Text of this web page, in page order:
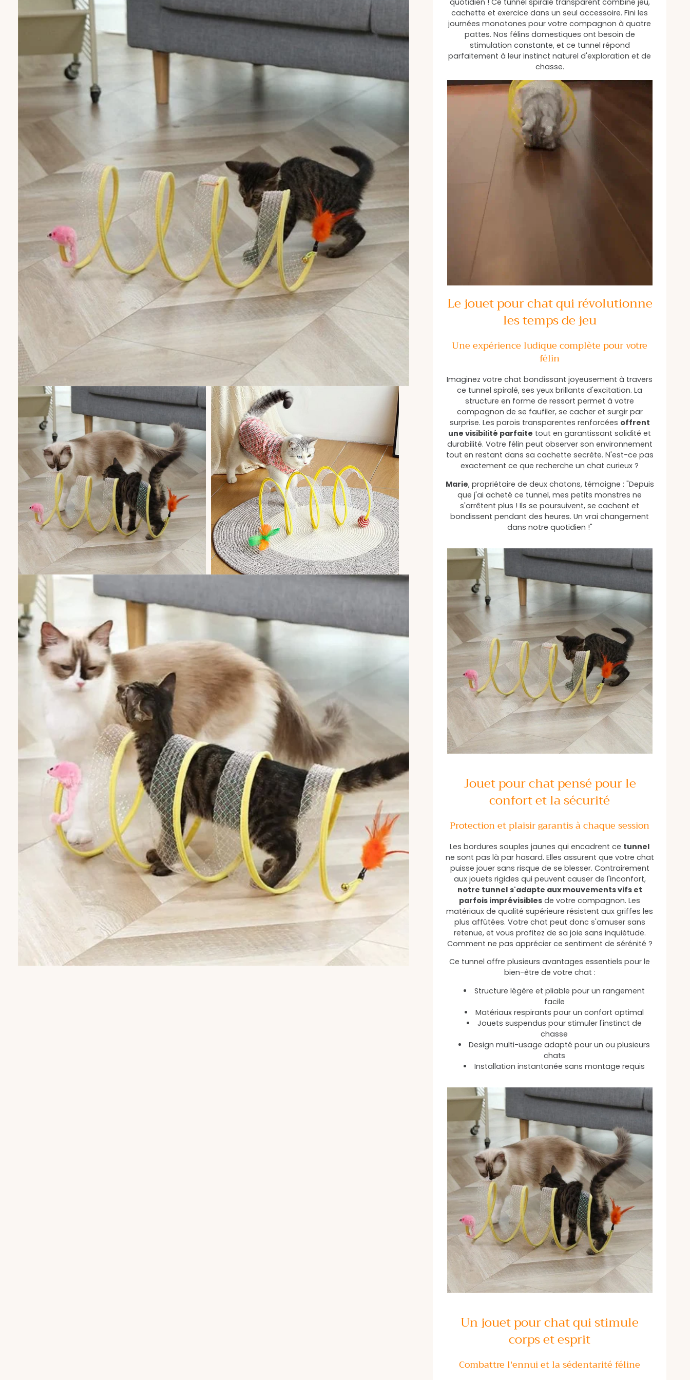
quotidien ! Ce tunnel spiralé transparent combine jeu,
cachette et exercice dans un seul accessoire. Fini les
journées monotones pour votre compagnon à quatre
pattes. Nos félins domestiques ont besoin de
stimulation constante, et ce tunnel répond
parfaitement à leur instinct naturel d'exploration et de
chasse.
Le jouet pour chat qui révolutionne
les temps de jeu
Une expérience ludique complète pour votre
félin
Imaginez votre chat bondissant joyeusement à travers
ce tunnel spiralé, ses yeux brillants d'excitation. La
structure en forme de ressort permet à votre
compagnon de se faufiler, se cacher et surgir par
surprise. Les parois transparentes renforcées offrent
une visibilité parfaite tout en garantissant solidité et
durabilité. Votre félin peut observer son environnement
tout en restant dans sa cachette secrète. N'est-ce pas
exactement ce que recherche un chat curieux ?
Marie, propriétaire de deux chatons, témoigne : "Depuis
que j'ai acheté ce tunnel, mes petits monstres ne
s'arrêtent plus ! Ils se poursuivent, se cachent et
bondissent pendant des heures. Un vrai changement
dans notre quotidien !"
Jouet pour chat pensé pour le
confort et la sécurité
Protection et plaisir garantis à chaque session
Les bordures souples jaunes qui encadrent ce tunnel
ne sont pas là par hasard. Elles assurent que votre chat
puisse jouer sans risque de se blesser. Contrairement
aux jouets rigides qui peuvent causer de l'inconfort,
notre tunnel s'adapte aux mouvements vifs et
parfois imprévisibles de votre compagnon. Les
matériaux de qualité supérieure résistent aux griffes les
plus affûtées. Votre chat peut donc s'amuser sans
retenue, et vous profitez de sa joie sans inquiétude.
Comment ne pas apprécier ce sentiment de sérénité ?
Ce tunnel offre plusieurs avantages essentiels pour le
bien-être de votre chat :
Structure légère et pliable pour un rangement
facile
Matériaux respirants pour un confort optimal
Jouets suspendus pour stimuler l'instinct de
chasse
Design multi-usage adapté pour un ou plusieurs
chats
Installation instantanée sans montage requis
Un jouet pour chat qui stimule
corps et esprit
Combattre l'ennui et la sédentarité féline